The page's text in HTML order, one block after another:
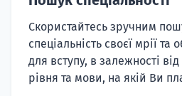
Скористайтесь зручним
спеціальність своєї мрії та
для вступу, в залежності від
рівня та мови, на якій Ви